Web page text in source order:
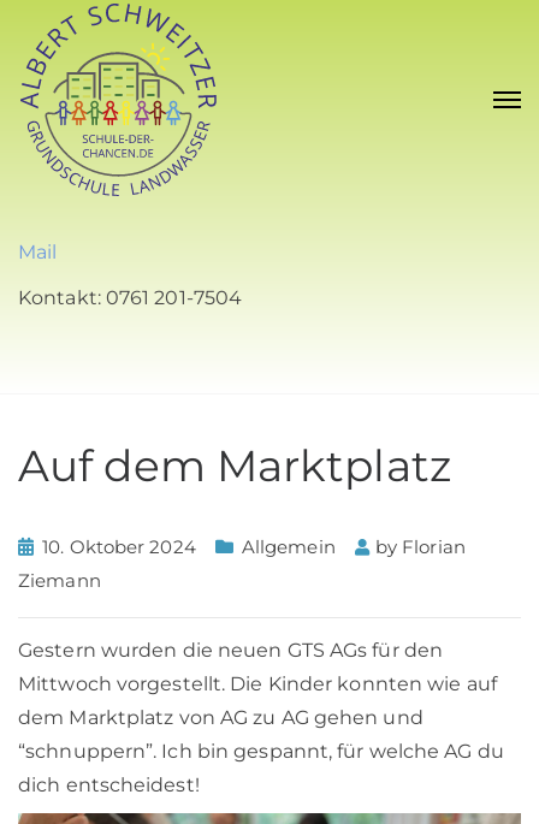
Mail
Kontakt: 0761 201-7504
Auf dem Marktplatz
10. Oktober 2024 Allgemein by Florian
Ziemann
Gestern wurden die neuen GTS AGs für den
Mittwoch vorgestellt. Die Kinder konnten wie auf
dem Marktplatz von AG zu AG gehen und
“schnuppern”. Ich bin gespannt, für welche AG du
dich entscheidest!